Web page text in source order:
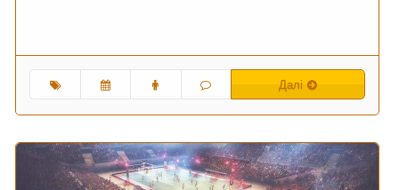
Далі